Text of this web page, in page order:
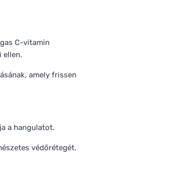
C-vitamin
ellen.
amely frissen
a hangulatot.
védőrétegét.